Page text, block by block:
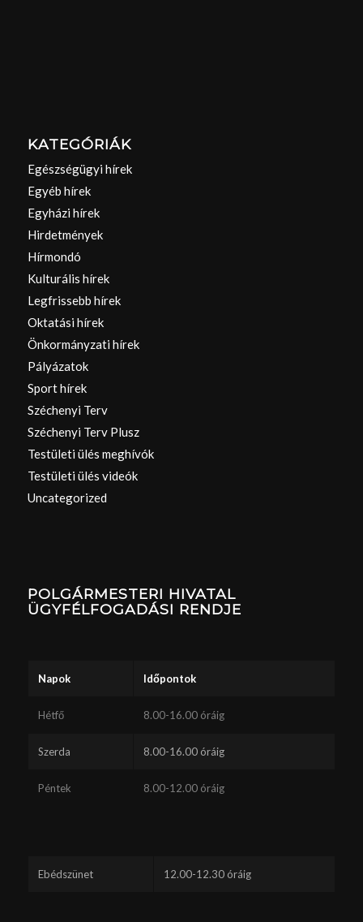
KATEGÓRIÁK
Egészségügyi hírek
Egyéb hírek
Egyházi hírek
Hirdetmények
Hírmondó
Kulturális hírek
Legfrissebb hírek
Oktatási hírek
Önkormányzati hírek
Pályázatok
Sport hírek
Széchenyi Terv
Széchenyi Terv Plusz
Testületi ülés meghívók
Testületi ülés videók
Uncategorized
POLGÁRMESTERI HIVATAL
ÜGYFÉLFOGADÁSI RENDJE
Napok Időpontok
Hétfő 8.00-16.00 óráig
Szerda 8.00-16.00 óráig
Péntek 8.00-12.00 óráig
Ebédszünet 12.00-12.30 óráig